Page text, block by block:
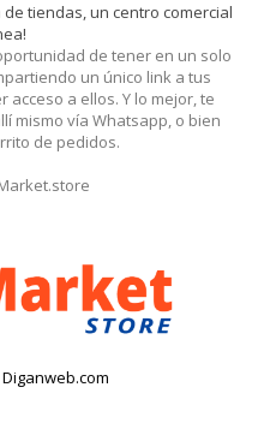
tiendas, un centro comercial
de tener en un solo
un único link a tus
a ellos. Y lo mejor, te
mismo vía Whatsapp, o bien
de pedidos.
Diganweb.com